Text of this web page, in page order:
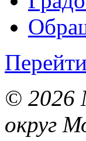
© 2026
округ